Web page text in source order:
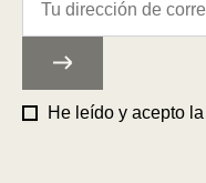
He leído y acepto la